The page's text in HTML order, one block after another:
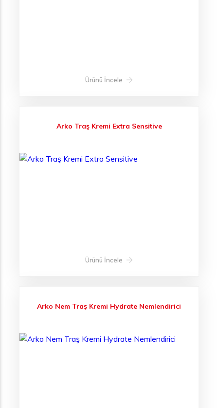
Ürünü İncele
Arko Traş Kremi Extra Sensitive
Ürünü İncele
Arko Nem Traş Kremi Hydrate Nemlendirici